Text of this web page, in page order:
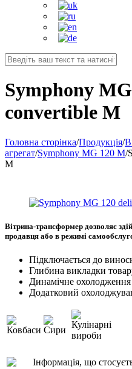
Symphony
convertible M
Головна сторінка/Продукція/
агрегат/Symphony MG 120 M/
M
Вітрина-трансформер дозволяє
продавця або в режимі
Підключається до
Глибина викладки
Динамічне охолодження
Додатковий